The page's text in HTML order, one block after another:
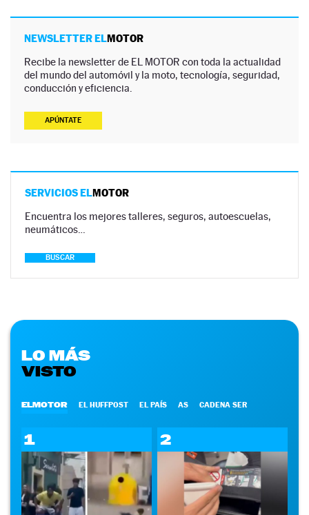
NEWSLETTER ELMOTOR
Recibe la newsletter de EL MOTOR con toda la actualidad
del mundo del automóvil y la moto, tecnología, seguridad,
conducción y eficiencia.
APÚNTATE
SERVICIOS ELMOTOR
Encuentra los mejores talleres, seguros, autoescuelas,
neumáticos…
BUSCAR
LO MÁS
VISTO
ELMOTOR EL HUFFPOST EL PAÍS AS CADENA SER
1 2